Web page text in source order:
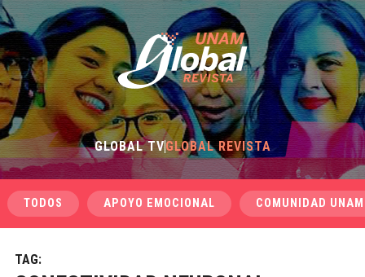
GLOBAL TVGLOBAL REVISTA
TODOS APOYO EMOCIONAL COMUNIDAD UNAM
TAG: